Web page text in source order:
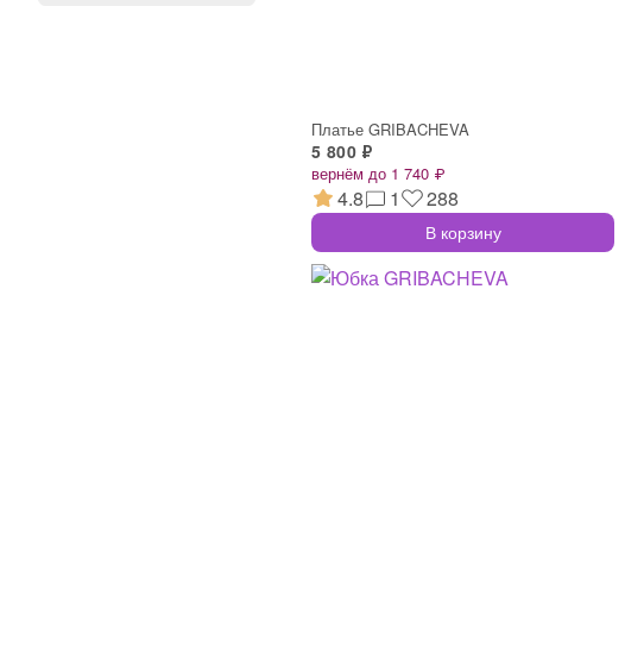
Платье GRIBACHEVA
5 800 ₽
вернём до 1 740 ₽
4.8 1 288
В корзину